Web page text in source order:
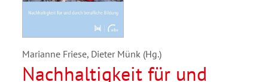
Marianne Friese, Dieter Münk (Hg.)
Nachhaltigkeit für und